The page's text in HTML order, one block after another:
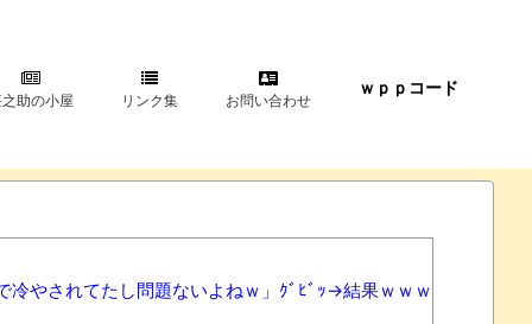
助の小屋 リンク集 お問い合わせ
ｗｐｐコード
やされてたし問題ないよねｗ」ｸﾞﾋﾞｯ→結果ｗｗｗ